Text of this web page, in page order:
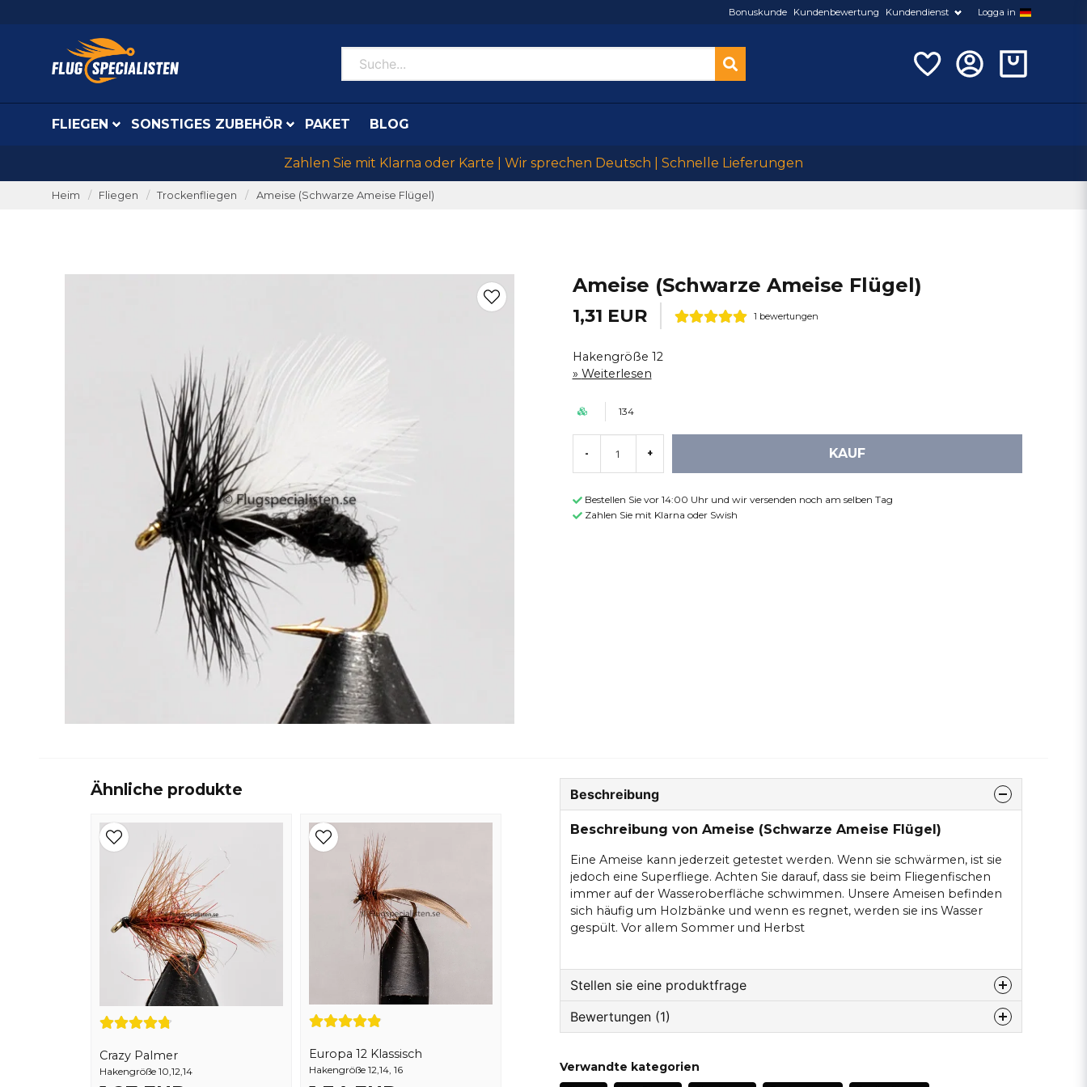
Bonuskunde Kundenbewertung Kundendienst Logga in
FLIEGEN SONSTIGES ZUBEHÖR PAKET BLOG
Zahlen Sie mit Klarna oder Karte | Wir sprechen Deutsch | Schnelle Lieferungen
Heim Fliegen Trockenfliegen Ameise (Schwarze Ameise Flügel)
Ameise (Schwarze Ameise Flügel)
1,31 EUR 1 bewertungen
Hakengröße 12
Weiterlesen
134
- + KAUF
Bestellen Sie vor 14:00 Uhr und wir versenden noch am selben Tag
Zahlen Sie mit Klarna oder Swish
Ähnliche produkte
Crazy Palmer
Hakengröße 10,12,14
Europa 12 Klassisch
Hakengröße 12,14, 16
Beschreibung
Beschreibung von Ameise (Schwarze Ameise Flügel)
Eine Ameise kann jederzeit getestet werden. Wenn sie schwärmen, ist sie
jedoch eine Superfliege. Achten Sie darauf, dass sie beim Fliegenfischen
immer auf der Wasseroberfläche schwimmen. Unsere Ameisen befinden
sich häufig um Holzbänke und wenn es regnet, werden sie ins Wasser
gespült. Vor allem Sommer und Herbst
Stellen sie eine produktfrage
question
Fragen sie uns etwas zu diesem produkt...
Bewertungen (1)
Tapio
Verwandte kategorien